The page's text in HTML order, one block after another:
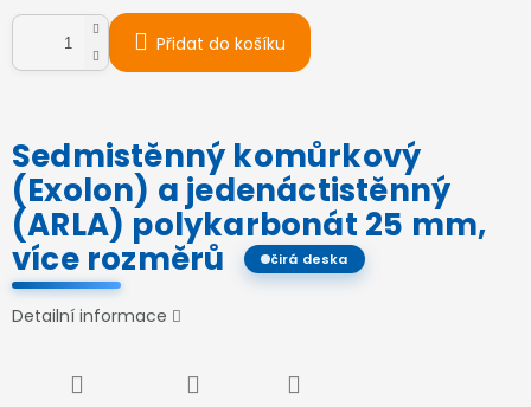
Přidat do košíku
Sedmistěnný komůrkový
(Exolon) a jedenáctistěnný
(ARLA) polykarbonát 25 mm,
více rozměrů
čirá deska
Detailní informace